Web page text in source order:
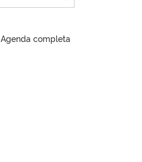
Agenda completa